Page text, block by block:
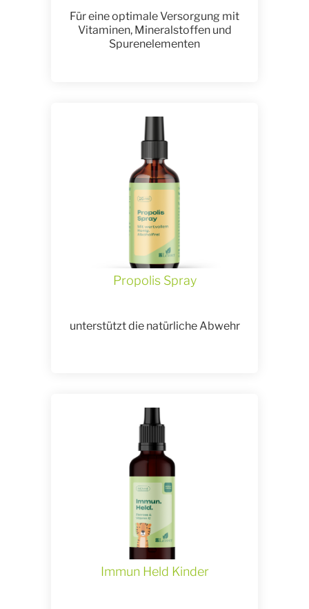
Für eine optimale Versorgung mit
Vitaminen, Mineralstoffen und
Spurenelementen
Propolis Spray
unterstützt die natürliche Abwehr
Immun Held Kinder